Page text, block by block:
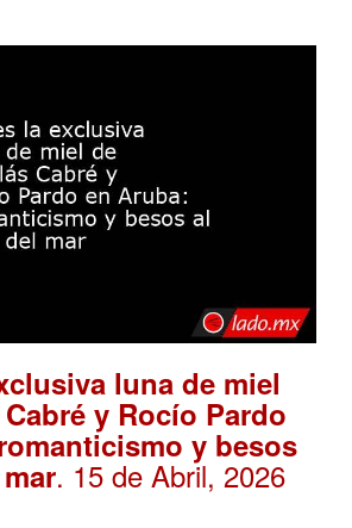
luna de miel
y Rocío Pardo
y besos
. 15 de Abril, 2026